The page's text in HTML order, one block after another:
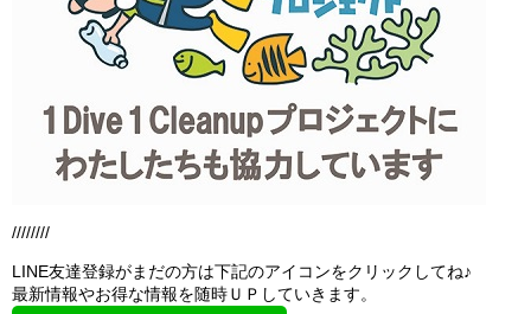
////////
LINE友達登録がまだの方は下記のアイコンをクリックしてね♪
最新情報やお得な情報を随時ＵＰしていきます。